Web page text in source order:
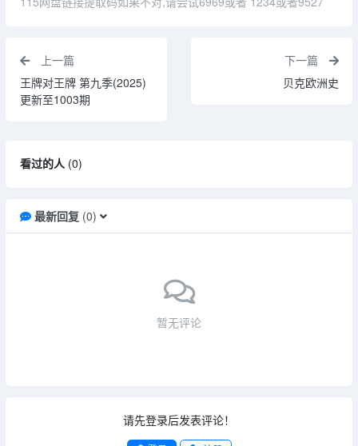
上一篇
王牌对王牌 第九季(2025)
更新至1003期
下一篇
贝克欧洲史
看过的人 (0)
最新回复(0)
暂无评论
请先登录后发表评论！